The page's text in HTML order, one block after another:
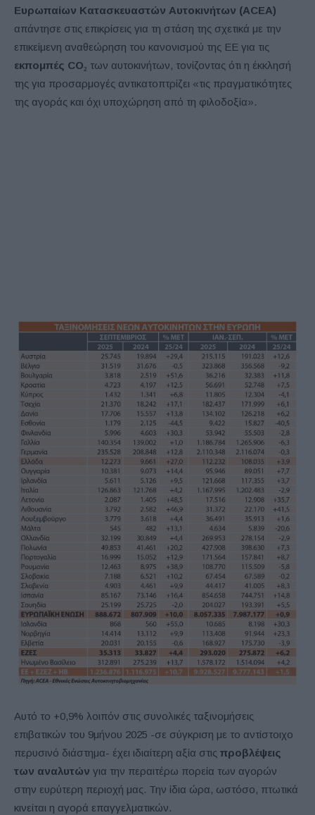
Ευρωπαίων Κατασκευαστών Αυτοκινήτων (ACEA)
απάντησε στις επικρίσεις για τη στάση της σχετικά με την
επικείμενη αναθεώρηση του κανονισμού της ΕΕ για τις
εκπομπές CO₂ των αυτοκινήτων, τονίζοντας ότι η έκκλησή
της για προσαρμογές αντικατοπτρίζει «τις πραγματικότητες
της αγοράς και όχι υποχώρηση από τη φιλοδοξία».
Αυτό το +0,9% λοιπόν στις συνολικές ταξινομήσεις
επιβατικών του 9μήνου 2025 -σε σύγκριση με το αντίστοιχο
περυσινό διάστημα- έχει ιδιαίτερη αξία στις προβλέψεις
των αναλυτών για την περαιτέρω πορεία των αγορών
στην ευρύτερη περιοχή μας. Την ίδια ώρα, ωστόσο, πτωτικά
κινείται η αγορά επαγγελματικών.